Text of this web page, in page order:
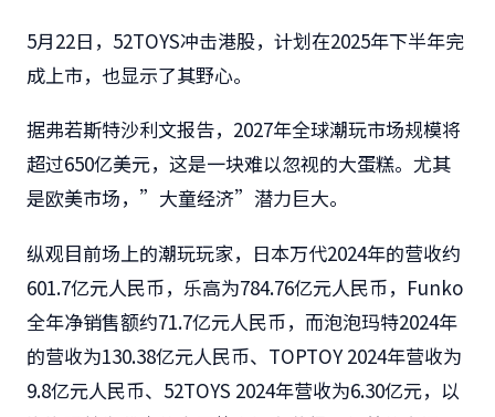
5月22日，52TOYS冲击港股，计划在2025年下半年完
成上市，也显示了其野心。
据弗若斯特沙利文报告，2027年全球潮玩市场规模将
超过650亿美元，这是一块难以忽视的大蛋糕。尤其
是欧美市场，”大童经济”潜力巨大。
纵观目前场上的潮玩玩家，日本万代2024年的营收约
601.7亿元人民币，乐高为784.76亿元人民币，Funko
全年净销售额约71.7亿元人民币，而泡泡玛特2024年
的营收为130.38亿元人民币、TOPTOY 2024年营收为
9.8亿元人民币、52TOYS 2024年营收为6.30亿元，以